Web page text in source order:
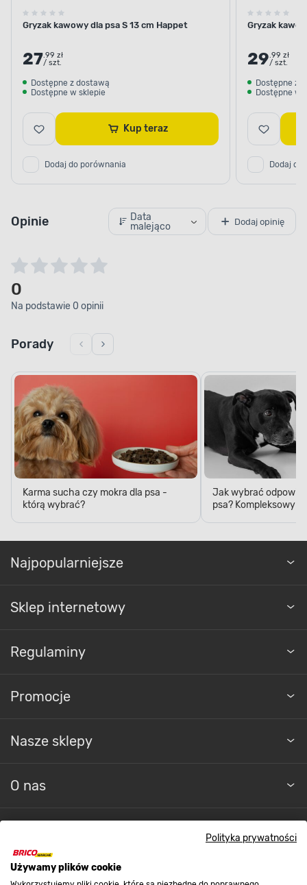
Polityka prywatności
Używamy plików cookie
Gryzak kawowy dla psa S 13 cm Happet
27.99 zł
/ szt.
Dostępne z dostawą
Dostępne w sklepie
Kup teraz
Dodaj do porównania
Gryzak
29.99 zł
/ szt.
Dostępne z
Dostępne w
Dodaj do
Opinie
Data
malejąco
Dodaj opinię
0
Na podstawie 0 opinii
Porady
Karma sucha czy mokra dla psa -
którą wybrać?
Jak wybrać
psa? Kompleksowy
Najpopularniejsze
Sklep internetowy
Regulaminy
Promocje
Nasze sklepy
O nas
Strefa biznesu